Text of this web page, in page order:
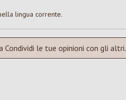
lingua corrente.
Condividi le tue opinioni con gli altri.